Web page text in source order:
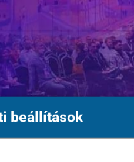
beállítások